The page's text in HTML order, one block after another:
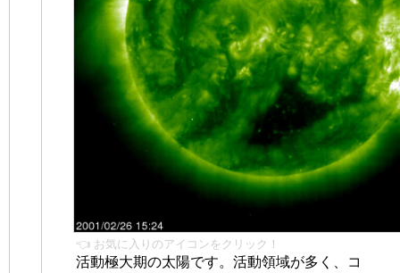
👈 お気に入りのアイコンをクリック！
活動極大期の太陽です。活動領域が多く、コ